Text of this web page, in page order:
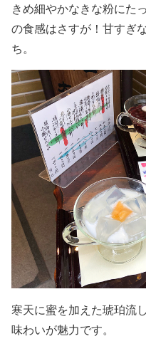
きめ細やかなきな粉にた
の食感はさすが！甘すぎ
ち。
寒天に蜜を加えた琥珀流
味わいが魅力です。